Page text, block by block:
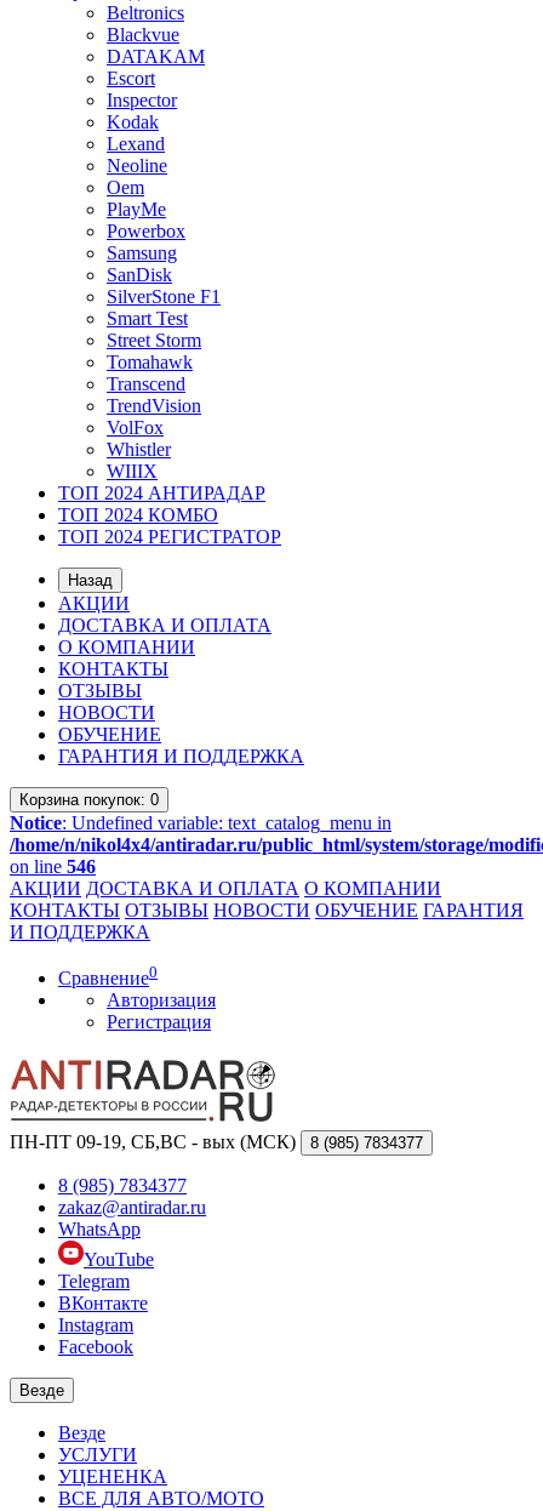
Beltronics
Blackvue
DATAKAM
Escort
Inspector
Kodak
Lexand
Neoline
Oem
PlayMe
Powerbox
Samsung
SanDisk
SilverStone F1
Smart Test
Street Storm
Tomahawk
Transcend
TrendVision
VolFox
Whistler
WIIIX
ТОП 2024 АНТИРАДАР
ТОП 2024 КОМБО
ТОП 2024 РЕГИСТРАТОР
Назад
АКЦИИ
ДОСТАВКА И ОПЛАТА
О КОМПАНИИ
КОНТАКТЫ
ОТЗЫВЫ
НОВОСТИ
ОБУЧЕНИЕ
ГАРАНТИЯ И ПОДДЕРЖКА
Корзинапокупок: 0
Notice: Undefined variable: text_catalog_menu in
/home/n/nikol4x4/antiradar.ru/public_html/system/storage/
on line 546
АКЦИИ ДОСТАВКА И ОПЛАТА О КОМПАНИИ
КОНТАКТЫ ОТЗЫВЫ НОВОСТИ ОБУЧЕНИЕ ГАРАНТИЯ
И ПОДДЕРЖКА
Сравнение0
Авторизация
Регистрация
ПН-ПТ 09-19, СБ,ВС - вых (МСК) 8 (985) 7834377
8 (985) 7834377
zakaz@antiradar.ru
WhatsApp
YouTube
Telegram
ВКонтакте
Instagram
Facebook
Везде
Везде
УСЛУГИ
УЦЕНЕНКА
ВСЕ ДЛЯ АВТО/МОТО